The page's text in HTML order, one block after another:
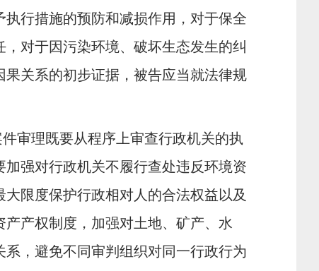
行措施的预防和减损作用，对于保全
对于因污染环境、破坏生态发生的纠
关系的初步证据，被告应当就法律规
审理既要从程序上审查行政机关的执
强对行政机关不履行查处违反环境资
限度保护行政相对人的合法权益以及
产权制度，加强对土地、矿产、水
，避免不同审判组织对同一行政行为